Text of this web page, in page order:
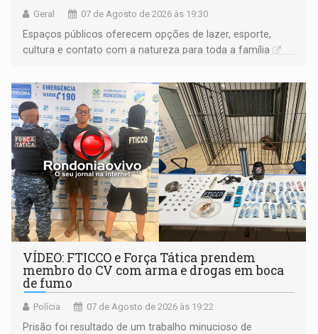
Geral 07 de Agosto de 2026 às 19:30
Espaços públicos oferecem opções de lazer, esporte,
cultura e contato com a natureza para toda a família
VÍDEO: FTICCO e Força Tática prendem
membro do CV com arma e drogas em boca
de fumo
Polícia 07 de Agosto de 2026 às 19:22
Prisão foi resultado de um trabalho minucioso de